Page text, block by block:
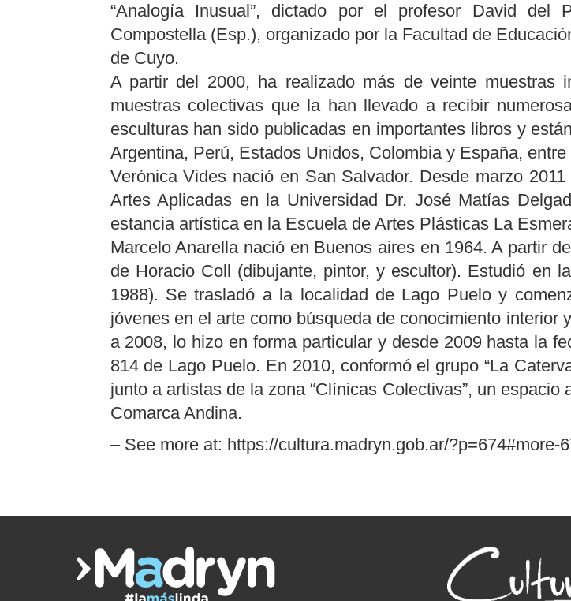
“Analogía Inusual”, dictado por el profesor David
Compostella (Esp.), organizado por la Facultad de
de Cuyo.
A partir del 2000, ha realizado más de veinte muestras
muestras colectivas que la han llevado a recibir
esculturas han sido publicadas en importantes libros y
Argentina, Perú, Estados Unidos, Colombia y España, entre
Verónica Vides nació en San Salvador. Desde marzo
Artes Aplicadas en la Universidad Dr. José Matías
estancia artística en la Escuela de Artes Plásticas La
Marcelo Anarella nació en Buenos aires en 1964. A partir
de Horacio Coll (dibujante, pintor, y escultor). Estudió en
1988). Se trasladó a la localidad de Lago Puelo y
jóvenes en el arte como búsqueda de conocimiento
a 2008, lo hizo en forma particular y desde 2009 hasta la
814 de Lago Puelo. En 2010, conformó el grupo “La
junto a artistas de la zona “Clínicas Colectivas”, un
Comarca Andina.
– See more at: https://cultura.madryn.gob.ar/?p=674#more-